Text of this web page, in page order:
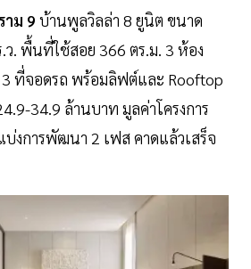
ม 9 บ้านพูลวิลล่า 8 ยูนิต ขนาด
. พื้นที่ใช้สอย 366 ตร.ม. 3 ห้อง
ที่จอดรถ พร้อมลิฟต์และ Rooftop
34.9 ล้านบาท มูลค่าโครงการ
งการพัฒนา 2 เฟส คาดแล้วเสร็จ